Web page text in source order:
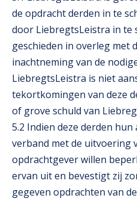
de opdracht derden in te
door LiebregtsLeistra in te
geschieden in overleg met
inachtneming van de
LiebregtsLeistra is niet
tekortkomingen van deze
of grove schuld van
5.2 Indien deze derden
verband met de uitvoering
opdrachtgever willen
ervan uit en bevestigt zij
gegeven opdrachten van